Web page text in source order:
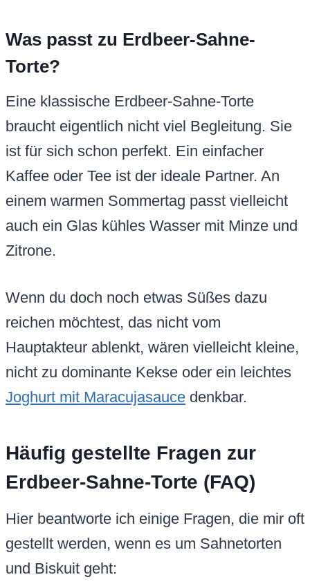
Was passt zu Erdbeer-Sahne-
Torte?
Eine klassische Erdbeer-Sahne-Torte
braucht eigentlich nicht viel Begleitung. Sie
ist für sich schon perfekt. Ein einfacher
Kaffee oder Tee ist der ideale Partner. An
einem warmen Sommertag passt vielleicht
auch ein Glas kühles Wasser mit Minze und
Zitrone.
Wenn du doch noch etwas Süßes dazu
reichen möchtest, das nicht vom
Hauptakteur ablenkt, wären vielleicht kleine,
nicht zu dominante Kekse oder ein leichtes
Joghurt mit Maracujasauce denkbar.
Häufig gestellte Fragen zur
Erdbeer-Sahne-Torte (FAQ)
Hier beantworte ich einige Fragen, die mir oft
gestellt werden, wenn es um Sahnetorten
und Biskuit geht: